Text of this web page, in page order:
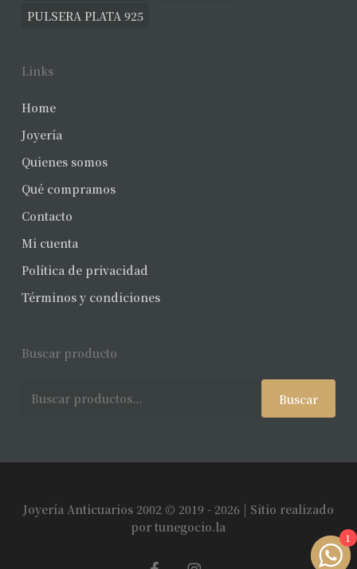
PULSERA PLATA 925
Links
Home
Joyería
Quienes somos
Qué compramos
Contacto
Mi cuenta
Política de privacidad
Términos y condiciones
Buscar producto
Buscar
Joyería Anticuarios 2002 © 2019 - 2026 | Sitio realizado
portunegocio.la
1